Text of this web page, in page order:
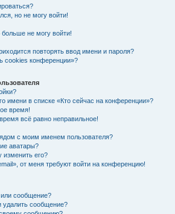
но не могу войти!
больше не могу войти!
повторять ввод имени и пароля?
cookies конференции»?
имени в списке «Кто сейчас на конференции»?
время!
всё равно неправильное!
с моим именем пользователя?
аватары?
изменить его?
от меня требуют войти на конференцию!
сообщение?
удалить сообщение?